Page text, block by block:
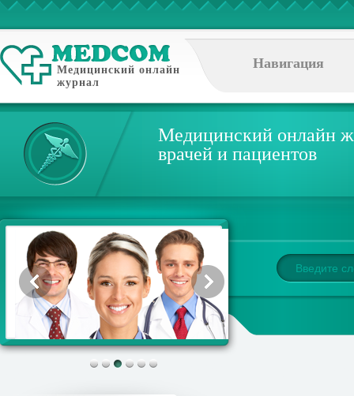
Медицинский онлайн
журнал
Навигация
Медицинский онлайн
врачей и пациентов